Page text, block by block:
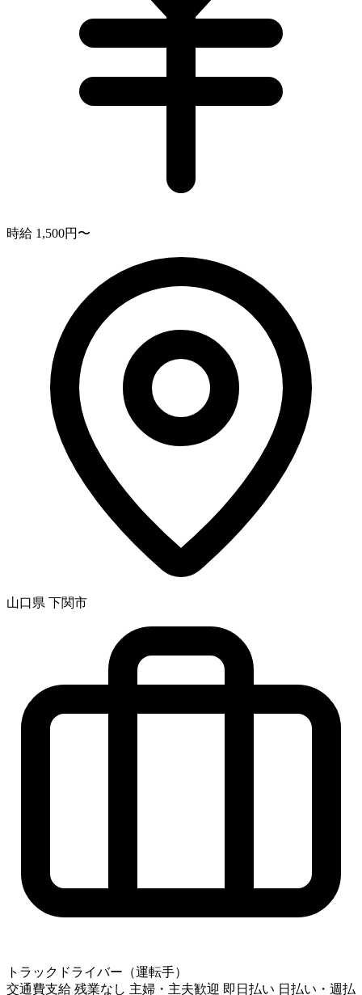
時給 1,500円〜
山口県 下関市
トラックドライバー（運転手）
交通費支給 残業なし 主婦・主夫歓迎 即日払い 日払い・週払